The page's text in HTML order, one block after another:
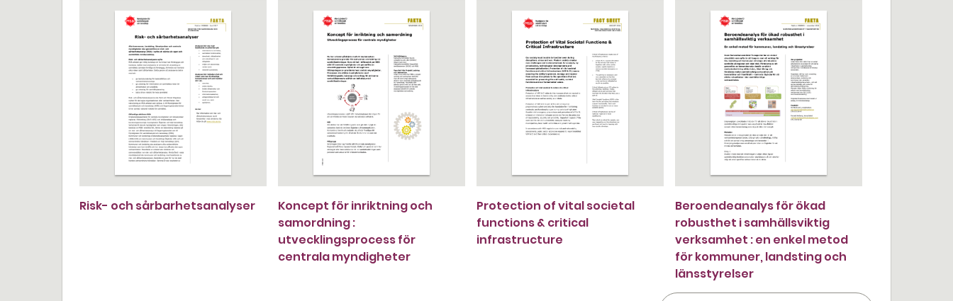
Risk- och sårbarhetsanalyser
Koncept för inriktning och
samordning :
utvecklingsprocess för
centrala myndigheter
Protection of vital societal
functions & critical
infrastructure
Beroendeanalys för ökad
robusthet i samhällsviktig
verksamhet : en enkel metod
för kommuner, landsting och
länsstyrelser